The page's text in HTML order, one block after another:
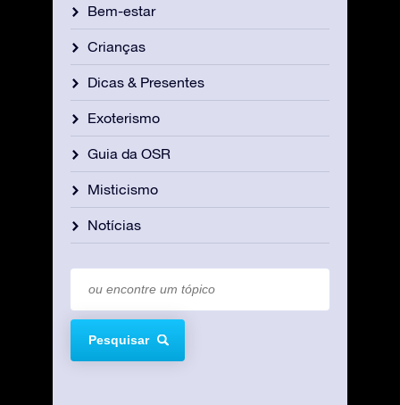
Bem-estar
Crianças
Dicas & Presentes
Exoterismo
Guia da OSR
Misticismo
Notícias
Pesquisar